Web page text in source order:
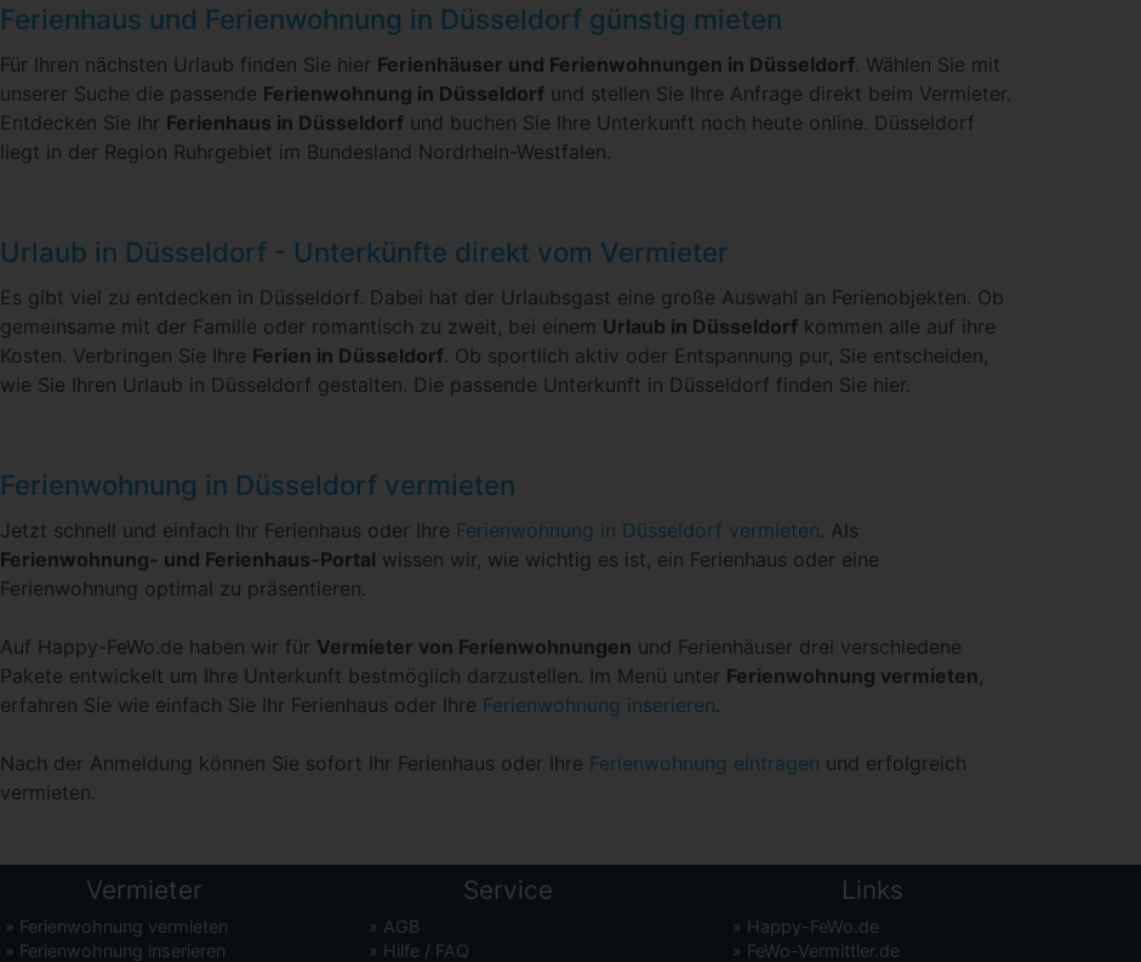
Ferienhaus und Ferienwohnung in Düsseldorf günstig mieten
Für Ihren nächsten Urlaub finden Sie hier Ferienhäuser und Ferienwohnungen in Düsseldorf. Wählen Sie mit
unserer Suche die passende Ferienwohnung in Düsseldorf und stellen Sie Ihre Anfrage direkt beim Vermieter.
Entdecken Sie Ihr Ferienhaus in Düsseldorf und buchen Sie Ihre Unterkunft noch heute online. Düsseldorf
liegt in der Region Ruhrgebiet im Bundesland Nordrhein-Westfalen.
Urlaub in Düsseldorf - Unterkünfte direkt vom Vermieter
Es gibt viel zu entdecken in Düsseldorf. Dabei hat der Urlaubsgast eine große Auswahl an Ferienobjekten. Ob
gemeinsame mit der Familie oder romantisch zu zweit, bei einem Urlaub in Düsseldorf kommen alle auf ihre
Kosten. Verbringen Sie Ihre Ferien in Düsseldorf. Ob sportlich aktiv oder Entspannung pur, Sie entscheiden,
wie Sie Ihren Urlaub in Düsseldorf gestalten. Die passende Unterkunft in Düsseldorf finden Sie hier.
Ferienwohnung in Düsseldorf vermieten
Jetzt schnell und einfach Ihr Ferienhaus oder Ihre Ferienwohnung in Düsseldorf vermieten. Als
Ferienwohnung- und Ferienhaus-Portal wissen wir, wie wichtig es ist, ein Ferienhaus oder eine
Ferienwohnung optimal zu präsentieren.
Auf Happy-FeWo.de haben wir für Vermieter von Ferienwohnungen und Ferienhäuser drei verschiedene
Pakete entwickelt um Ihre Unterkunft bestmöglich darzustellen. Im Menü unter Ferienwohnung vermieten
erfahren Sie wie einfach Sie Ihr Ferienhaus oder Ihre Ferienwohnung inserieren.
Nach der Anmeldung können Sie sofort Ihr Ferienhaus oder Ihre Ferienwohnung eintragen und erfolgreich
vermieten.
Vermieter
» Ferienwohnung vermieten
» Ferienwohnung inserieren
Service
» AGB
» Hilfe / FAQ
Links
» Happy-FeWo.de
» FeWo-Vermittler.de